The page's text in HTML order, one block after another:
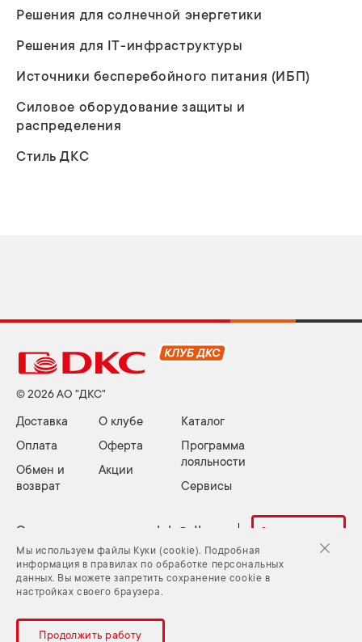
Решения для солнечной энергетики
Решения для IT-инфраструктуры
Источники бесперебойного питания (ИБП)
Силовое оборудование защиты и
распределения
Стиль ДКС
© 2026 АО "ДКС"
Доставка
Оплата
Обмен и
возврат
О клубе
Оферта
Акции
Каталог
Программа
лояльности
Сервисы
Электронная почта: club@dkc.ru Задать вопрос
Куки (cookie) и Политика конфиденциальности
Задать вопрос
Карта сайта
Мы используем файлы Куки (cookie). Подробная
информация в правилах по обработке персональных
данных. Вы можете запретить сохранение cookie в
настройках своего браузера.
Продолжить работу